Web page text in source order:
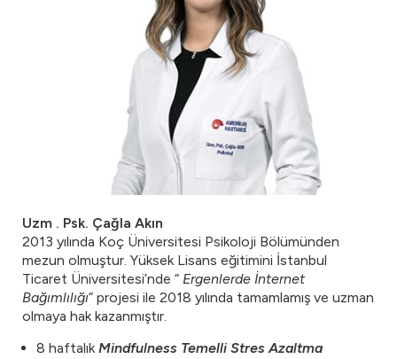
Uzm . Psk. Çağla Akın
2013 yılında Koç Üniversitesi Psikoloji Bölümünden
mezun olmuştur. Yüksek Lisans eğitimini İstanbul
Ticaret Üniversitesi’nde “ Ergenlerde İnternet
Bağımlılığı” projesi ile 2018 yılında tamamlamış ve uzman
olmaya hak kazanmıştır.
8 haftalıkMindfulness Temelli Stres Azaltma